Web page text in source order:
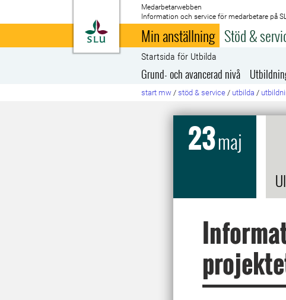
Till startsida
Medarbetarwebben
Information och service för medarbetare på
Min anställning Stöd &
Startsida för Utbilda
Grund- och avancerad nivå
start mw / stöd & service / utbilda /
23maj